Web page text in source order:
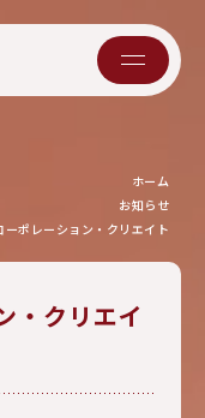
ホーム
お知らせ
ーポレーション・クリエイト
・クリエイ